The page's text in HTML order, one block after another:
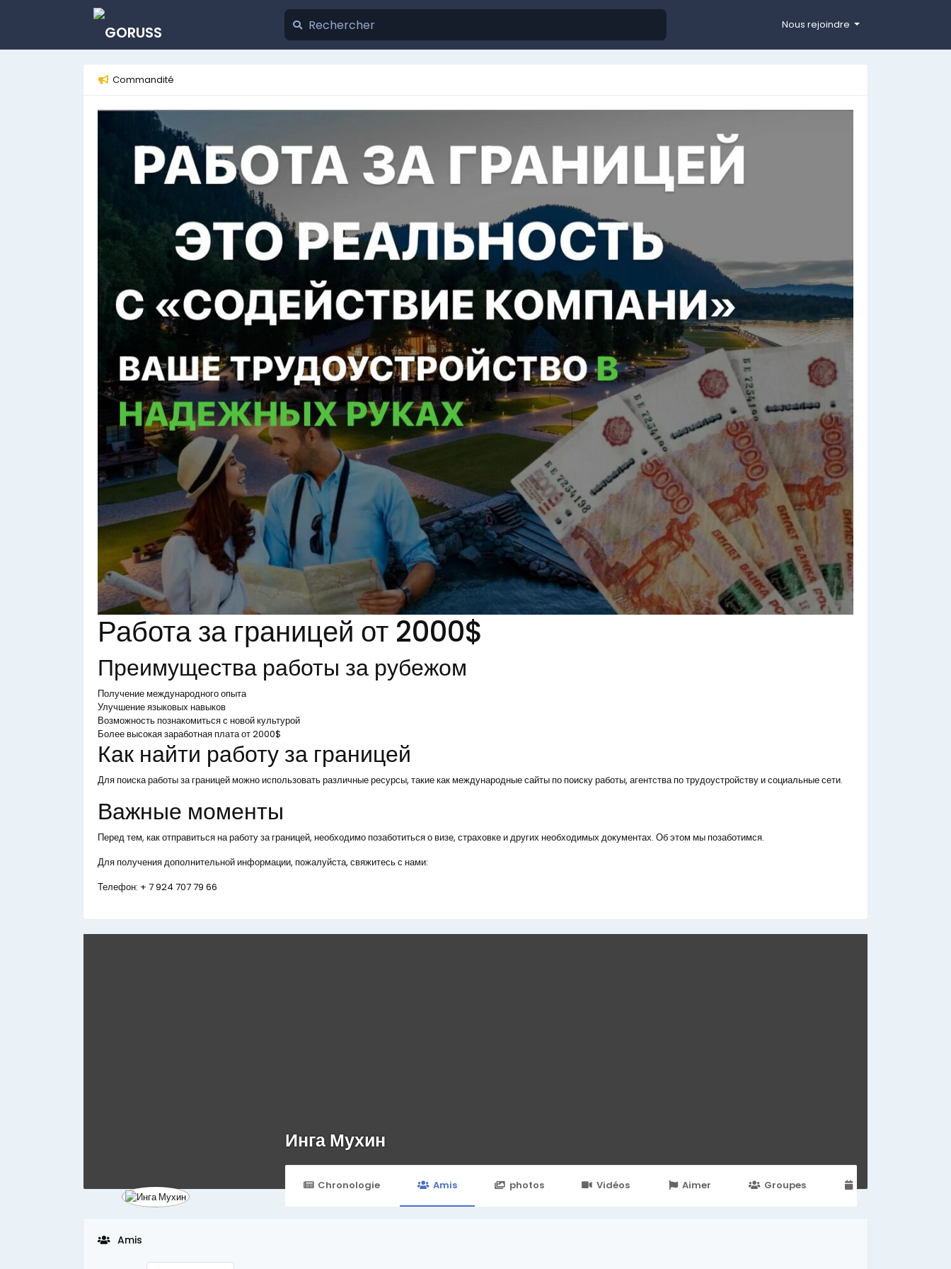
Nous rejoindre
Commandité
Работа за границей от 2000$
Преимущества работы за рубежом
Получение международного опыта
Улучшение языковых навыков
Возможность познакомиться с новой культурой
Более высокая заработная плата от 2000$
Как найти работу за границей
Для поиска работы за границей можно использовать различные ресурсы, такие как международные сайты по поиску работы, агентства по трудоустройству и социальные сети.
Важные моменты
Перед тем, как отправиться на работу за границей, необходимо позаботиться о визе, страховке и других необходимых документах. Об этом мы позаботимся.
Для получения дополнительной информации, пожалуйста, свяжитесь с нами:
Телефон: + 7 924 707 79 66
Инга Мухин
Chronologie Amis photos Vidéos Aimer Groupes Events
Amis